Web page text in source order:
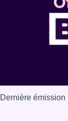
Dernière émission